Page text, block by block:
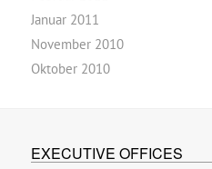
Januar 2011
November 2010
Oktober 2010
EXECUTIVE OFFICES